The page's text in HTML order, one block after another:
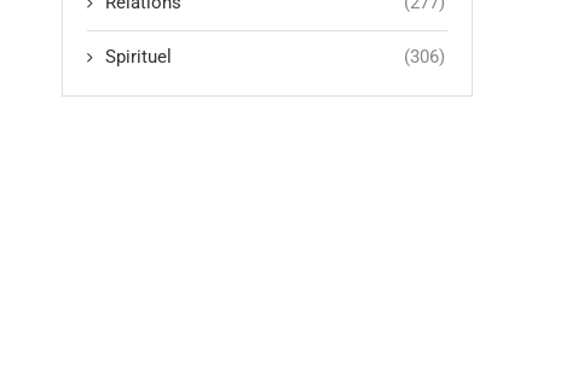
Spirituel (306)